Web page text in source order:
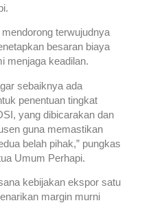
terwujudnya
besaran biaya
menjaga keadilan.
sebaiknya ada
penentuan tingkat
yang dibicarakan dan
guna memastikan
belah pihak,” pungkas
Umum Perhapi.
kebijakan ekspor satu
margin murni